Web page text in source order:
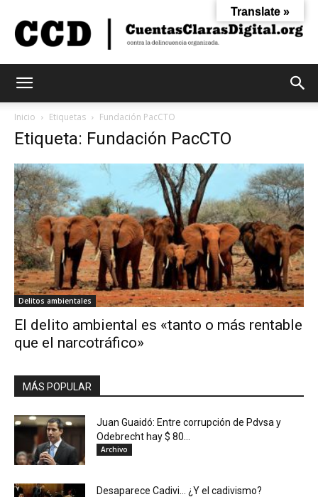
Digital
Inicio Etiquetas Fundación PacCTO
Etiqueta: Fundación PacCTO
Delitos ambientales
El delito ambiental es «tanto o más rentable
que el narcotráfico»
MÁS POPULAR
Juan Guaidó: Entre corrupción de Pdvsa y
Odebrecht hay $ 80...
Archivo
Desaparece Cadivi… ¿Y el cadivismo?
Translate »